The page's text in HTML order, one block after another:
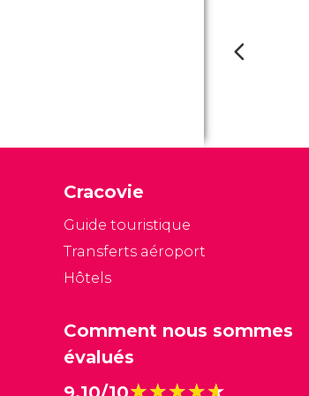
Cracovie
Guide touristique
Transferts aéroport
Hôtels
Comment nous sommes
évalués